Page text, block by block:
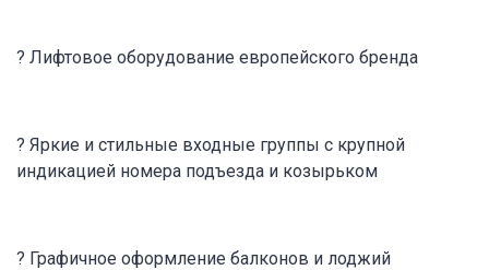
? Лифтовое оборудование европейского бренда
? Яркие и стильные входные группы с крупной
индикацией номера подъезда и козырьком
? Графичное оформление балконов и лоджий